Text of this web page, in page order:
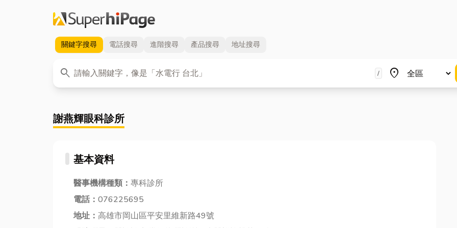
關鍵字搜尋 電話搜尋 進階搜尋 產品搜尋 地址搜尋
search
關鍵字 / place
地區
謝燕輝眼科診所
基本資料
醫事機構種類： 專科診所
電話： 076225695
地址： 高雄市岡山區平安里維新路49號